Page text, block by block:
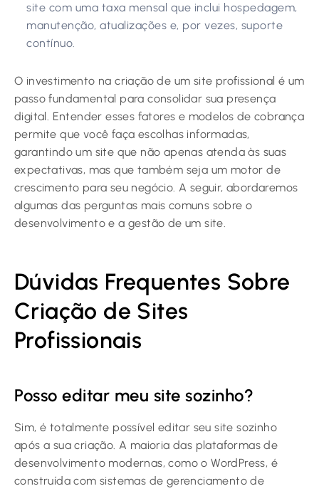
site com uma taxa mensal que inclui hospedagem,
manutenção, atualizações e, por vezes, suporte
contínuo.
O investimento na criação de um site profissional é um
passo fundamental para consolidar sua presença
digital. Entender esses fatores e modelos de cobrança
permite que você faça escolhas informadas,
garantindo um site que não apenas atenda às suas
expectativas, mas que também seja um motor de
crescimento para seu negócio. A seguir, abordaremos
algumas das perguntas mais comuns sobre o
desenvolvimento e a gestão de um site.
Dúvidas Frequentes Sobre
Criação de Sites
Profissionais
Posso editar meu site sozinho?
Sim, é totalmente possível editar seu site sozinho
após a sua criação. A maioria das plataformas de
desenvolvimento modernas, como o WordPress, é
construída com sistemas de gerenciamento de